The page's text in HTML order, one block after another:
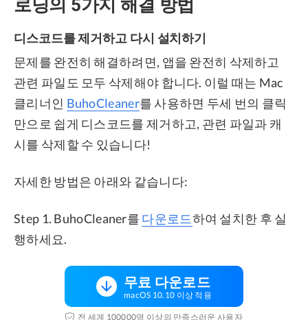
로딩의 5가지 해결 방법
디스코드를 제거하고 다시 설치하기
문제를 완전히 해결하려면, 앱을 완전히 삭제하고
관련 파일도 모두 삭제해야 합니다. 이럴 때는 Mac
클리너인 BuhoCleaner를 사용하면 두세 번의 클릭
만으로 쉽게 디스코드를 제거하고, 관련 파일과 캐
시를 삭제할 수 있습니다!
자세한 방법은 아래와 같습니다:
Step 1. BuhoCleaner를 다운로드하여 설치한 후 실
행하세요.
무료 다운로드
macOS 10.10 이상 적용
전 세계 100000명 이상의 만족스러운 사용자